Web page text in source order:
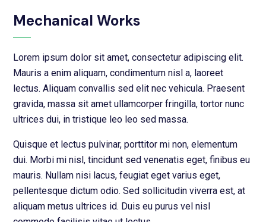
Mechanical Works
Lorem ipsum dolor sit amet, consectetur adipiscing elit.
Mauris a enim aliquam, condimentum nisl a, laoreet
lectus. Aliquam convallis sed elit nec vehicula. Praesent
gravida, massa sit amet ullamcorper fringilla, tortor nunc
ultrices dui, in tristique leo leo sed massa.
Quisque et lectus pulvinar, porttitor mi non, elementum
dui. Morbi mi nisl, tincidunt sed venenatis eget, finibus eu
mauris. Nullam nisi lacus, feugiat eget varius eget,
pellentesque dictum odio. Sed sollicitudin viverra est, at
aliquam metus ultrices id. Duis eu purus vel nisl